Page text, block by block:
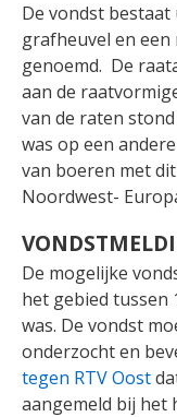
De vondst
grafheuvel en
genoemd. De
aan de
van de raten
was op een
van boeren met
Noordwest-
De mogelijke
het gebied tussen
was. De vondst
onderzocht en
tegen RTV Oost
aangemeld bij het